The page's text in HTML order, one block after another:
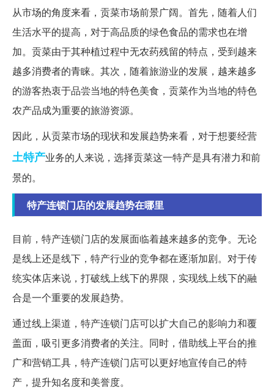
从市场的角度来看，贡菜市场前景广阔。首先，随着人们
生活水平的提高，对于高品质的绿色食品的需求也在增
加。贡菜由于其种植过程中无农药残留的特点，受到越来
越多消费者的青睐。其次，随着旅游业的发展，越来越多
的游客热衷于品尝当地的特色美食，贡菜作为当地的特色
农产品成为重要的旅游资源。
因此，从贡菜市场的现状和发展趋势来看，对于想要经营
土特产业务的人来说，选择贡菜这一特产是具有潜力和前
景的。
特产连锁门店的发展趋势在哪里
目前，特产连锁门店的发展面临着越来越多的竞争。无论
是线上还是线下，特产行业的竞争都在逐渐加剧。对于传
统实体店来说，打破线上线下的界限，实现线上线下的融
合是一个重要的发展趋势。
通过线上渠道，特产连锁门店可以扩大自己的影响力和覆
盖面，吸引更多消费者的关注。同时，借助线上平台的推
广和营销工具，特产连锁门店可以更好地宣传自己的特
产，提升知名度和美誉度。